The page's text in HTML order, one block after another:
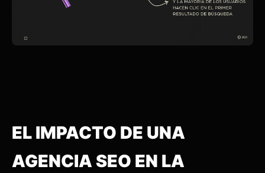
EL IMPACTO DE UNA
AGENCIA SEO EN LA